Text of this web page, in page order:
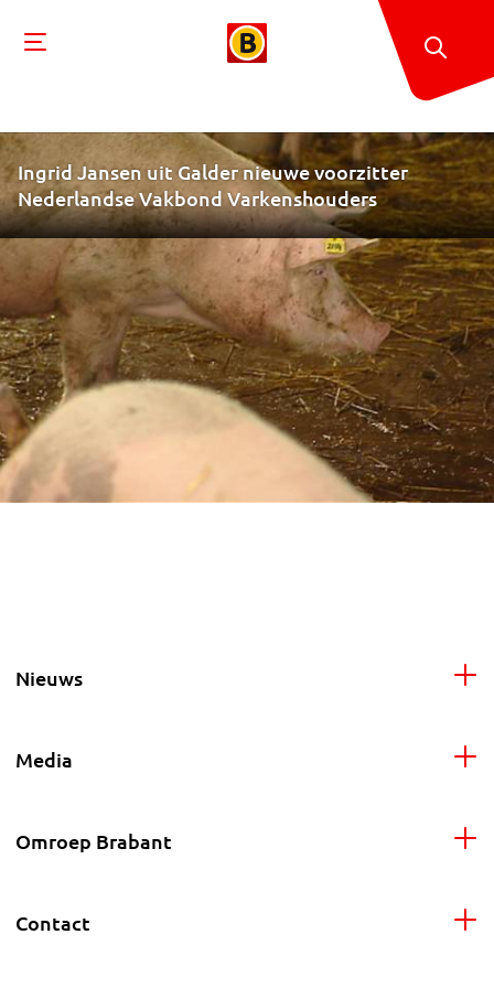
Ingrid Jansen uit Galder nieuwe voorzitter
Nederlandse Vakbond Varkenshouders
Nieuws
Media
Omroep Brabant
Contact